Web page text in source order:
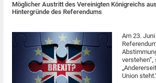
Möglicher Austritt des Vereinigten Königreichs
Hintergründe des Referendums
Am 23.
verstehen“,
Union